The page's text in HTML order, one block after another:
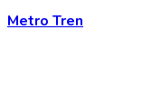
Metro Tren